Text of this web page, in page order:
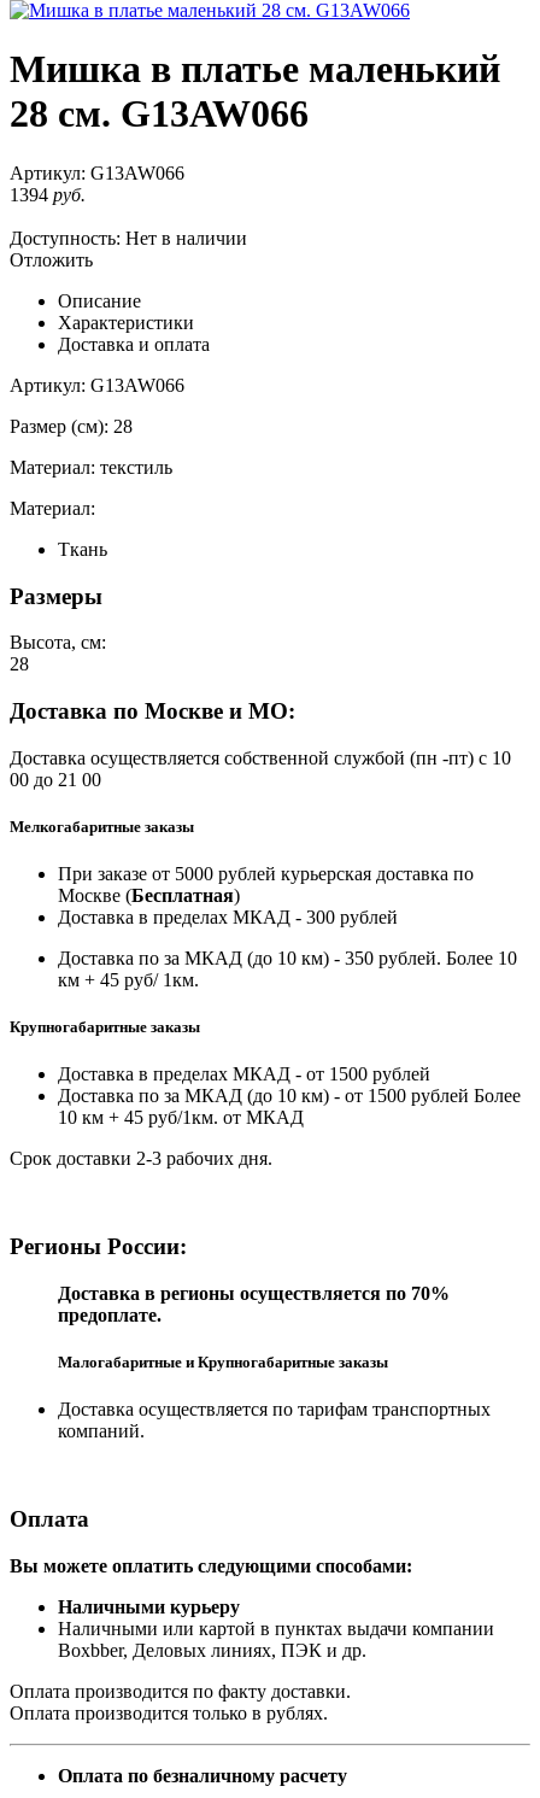
Мишка в платье маленький
28 см. G13AW066
Артикул: G13AW066
1394 руб.
Доступность: Нет в наличии
Отложить
Описание
Характеристики
Доставка и оплата
Артикул: G13AW066
Размер (см): 28
Материал: текстиль
Материал:
Ткань
Размеры
Высота, см:
28
Доставка по Москве и МО:
Доставка осуществляется собственной службой (пн -пт) с 10
00 до 21 00
Мелкогабаритные заказы
При заказе от 5000 рублей курьерская доставка по
Москве (Бесплатная)
Доставка в пределах МКАД - 300 рублей
Доставка по за МКАД (до 10 км) - 350 рублей. Более 10
км + 45 руб/ 1км.
Крупногабаритные заказы
Доставка в пределах МКАД - от 1500 рублей
Доставка по за МКАД (до 10 км) - от 1500 рублей Более
10 км + 45 руб/1км. от МКАД
Срок доставки 2-3 рабочих дня.
Регионы России:
Доставка в регионы осуществляется по 70%
предоплате.
Малогабаритные и Крупногабаритные заказы
Доставка осуществляется по тарифам транспортных
компаний.
Оплата
Вы можете оплатить следующими способами:
Наличными курьеру
Наличными или картой в пунктах выдачи компании
Boxbber, Деловых линиях, ПЭК и др.
Оплата производится по факту доставки.
Оплата производится только в рублях.
Оплата по безналичному расчету